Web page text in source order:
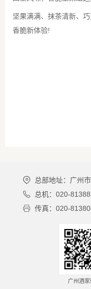
坚果满满、抹茶清新、
香脆新体验!
总部地址：广州
总机：020-
传真：020-
广州酒